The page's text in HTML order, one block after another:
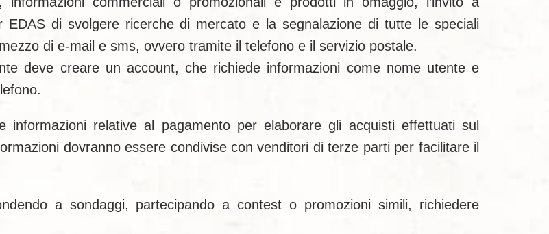
EDAS di svolgere ricerche di mercato e la segnalazione di tutte le speciali
di e-mail e sms, ovvero tramite il telefono e il servizio postale.
deve creare un account, che richiede informazioni come nome utente e
informazioni relative al pagamento per elaborare gli acquisti effettuati sul
dovranno essere condivise con venditori di terze parti per facilitare il
a sondaggi, partecipando a contest o promozioni simili, richiedere